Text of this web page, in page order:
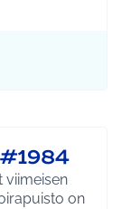
viimeisen
on